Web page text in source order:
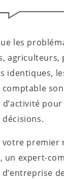
les
agriculteurs,
identiques,
décisions.
votre premier
un expert-